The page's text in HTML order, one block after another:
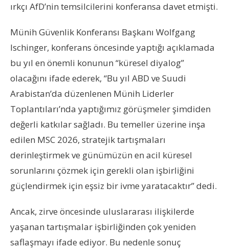
ırkçı AfD’nin temsilcilerini konferansa davet etmişti.
Münih Güvenlik Konferansı Başkanı Wolfgang
Ischinger, konferans öncesinde yaptığı açıklamada
bu yıl en önemli konunun “küresel diyalog”
olacağını ifade ederek, “Bu yıl ABD ve Suudi
Arabistan’da düzenlenen Münih Liderler
Toplantıları’nda yaptığımız görüşmeler şimdiden
değerli katkılar sağladı. Bu temeller üzerine inşa
edilen MSC 2026, stratejik tartışmaları
derinleştirmek ve günümüzün en acil küresel
sorunlarını çözmek için gerekli olan işbirliğini
güçlendirmek için eşsiz bir ivme yaratacaktır” dedi.
Ancak, zirve öncesinde uluslararası ilişkilerde
yaşanan tartışmalar işbirliğinden çok yeniden
saflaşmayı ifade ediyor. Bu nedenle sonuç